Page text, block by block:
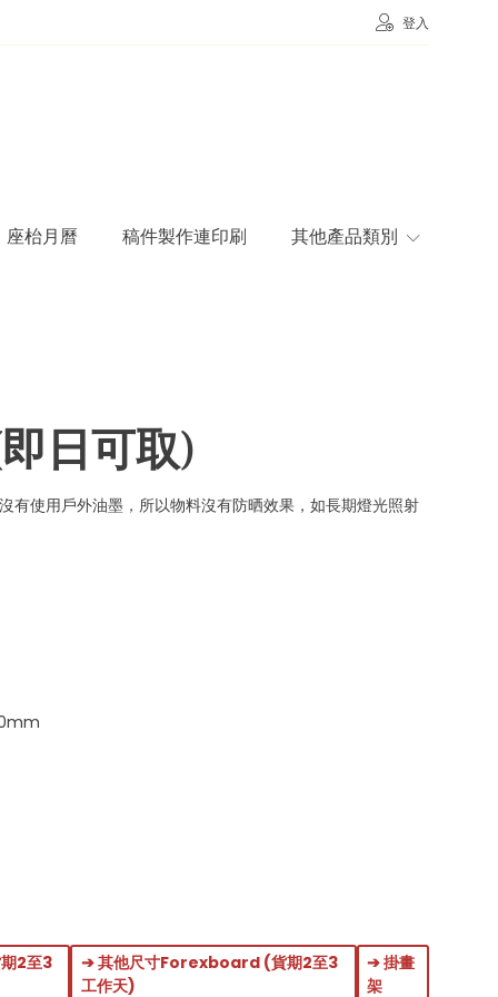
登入
座枱月曆 稿件製作連印刷 其他產品類別
即日可取)
使用戶外油墨，所以物料沒有防晒效果，如長期燈光照射
2至3
➔ 其他尺寸Forexboard (貨期2至3
工作天)
➔ 掛畫
架